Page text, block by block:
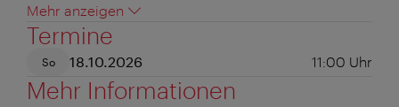
Mehr anzeigen
Termine
So 18.10.2026 11:00 Uhr
Mehr Informationen